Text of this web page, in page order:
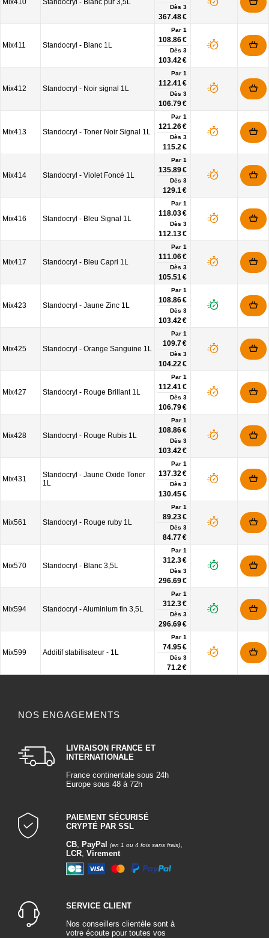
Mix410 Standocryl - Blanc pur 3,5L
Dès 3
367.48 €
Mix411 Standocryl - Blanc 1L
Par 1
108.86 €
Dès 3
103.42 €
Mix412 Standocryl - Noir signal 1L
Par 1
112.41 €
Dès 3
106.79 €
Mix413 Standocryl - Toner Noir Signal 1L
Par 1
121.26 €
Dès 3
115.2 €
Mix414 Standocryl - Violet Foncé 1L
Par 1
135.89 €
Dès 3
129.1 €
Mix416 Standocryl - Bleu Signal 1L
Par 1
118.03 €
Dès 3
112.13 €
Mix417 Standocryl - Bleu Capri 1L
Par 1
111.06 €
Dès 3
105.51 €
Mix423 Standocryl - Jaune Zinc 1L
Par 1
108.86 €
Dès 3
103.42 €
Mix425 Standocryl - Orange Sanguine 1L
Par 1
109.7 €
Dès 3
104.22 €
Mix427 Standocryl - Rouge Brillant 1L
Par 1
112.41 €
Dès 3
106.79 €
Mix428 Standocryl - Rouge Rubis 1L
Par 1
108.86 €
Dès 3
103.42 €
Mix431
Standocryl - Jaune Oxide Toner
1L
Par 1
137.32 €
Dès 3
130.45 €
Mix561 Standocryl - Rouge ruby 1L
Par 1
89.23 €
Dès 3
84.77 €
Mix570 Standocryl - Blanc 3,5L
Par 1
312.3 €
Dès 3
296.69 €
Mix594 Standocryl - Aluminium fin 3,5L
Par 1
312.3 €
Dès 3
296.69 €
Mix599 Additif stabilisateur - 1L
Par 1
74.95 €
Dès 3
71.2 €
NOS ENGAGEMENTS
LIVRAISON FRANCE ET
INTERNATIONALE
France continentale sous 24h
Europe sous 48 à 72h
PAIEMENT SÉCURISÉ
CRYPTÉ PAR SSL
CB, PayPal (en 1 ou 4 fois sans frais),
LCR, Virement
SERVICE CLIENT
Nos conseillers clientèle sont à
votre écoute pour toutes vos